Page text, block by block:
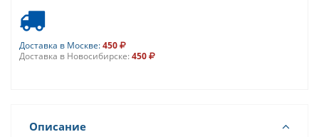
Доставка в Москве:450
Доставка в Новосибирске: 450
Описание